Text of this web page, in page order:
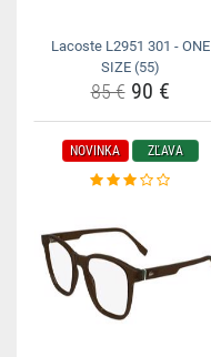
Lacoste L2951 301 - ONE
SIZE (55)
85 €90 €
NOVINKA ZĽAVA